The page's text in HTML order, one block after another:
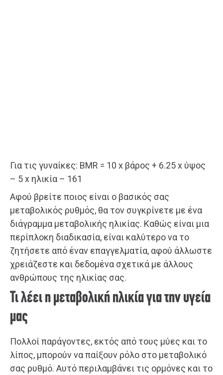
Για τις γυναίκες: BMR = 10 x βάρος + 6.25 x ύψος
– 5 x ηλικία – 161
Αφού βρείτε ποιος είναι ο βασικός σας
μεταβολικός ρυθμός, θα τον συγκρίνετε με ένα
διάγραμμα μεταβολικής ηλικίας. Καθώς είναι μια
περίπλοκη διαδικασία, είναι καλύτερο να το
ζητήσετε από έναν επαγγελματία, αφού άλλωστε
χρειάζεστε και δεδομένα σχετικά με άλλους
ανθρώπους της ηλικίας σας.
Τι λέει η μεταβολική ηλικία για την υγεία
μας
Πολλοί παράγοντες, εκτός από τους μύες και το
λίπος, μπορούν να παίξουν ρόλο στο μεταβολικό
σας ρυθμό. Αυτό περιλαμβάνει τις ορμόνες και το